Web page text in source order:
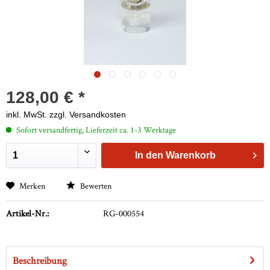
128,00 € *
inkl. MwSt. zzgl. Versandkosten
Sofort versandfertig, Lieferzeit ca. 1-3 Werktage
In den Warenkorb
Merken Bewerten
Artikel-Nr.: RG-000554
Beschreibung